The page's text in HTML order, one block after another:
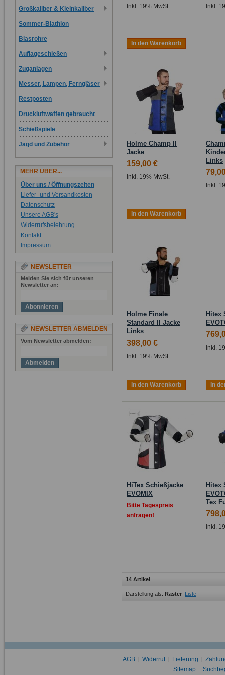
Inkl. 19% MwSt.
In den Warenkorb
Inkl.
Holme Champ II
Jacke
159,00 €
Inkl. 19% MwSt.
In den Warenkorb
Links
Inkl.
Holme Finale
Standard II Jacke
Links
398,00 €
Inkl. 19% MwSt.
In den Warenkorb
Hitex
Inkl.
In
HiTex Schießjacke
EVOMIX
Bitte Tagespreis
anfragen!
Hitex
Tex
Inkl.
14 Artikel
Darstellung als: Raster Liste
Großkaliber & Kleinkaliber
Sommer-Biathlon
Blasrohre
Auflageschießen
Zuganlagen
Messer, Lampen, Ferngläser
Restposten
Druckluftwaffen gebraucht
Schießspiele
Jagd und Zubehör
MEHR ÜBER...
Über uns / Öffnungszeiten
Liefer- und Versandkosten
Datenschutz
Unsere AGB's
Widerrufsbelehrung
Kontakt
Impressum
NEWSLETTER
Melden Sie sich für unseren
Newsletter an:
Abonnieren
NEWSLETTER ABMELDEN
Vom Newsletter abmelden:
Abmelden
AGB Widerruf Lieferung
Sitemap